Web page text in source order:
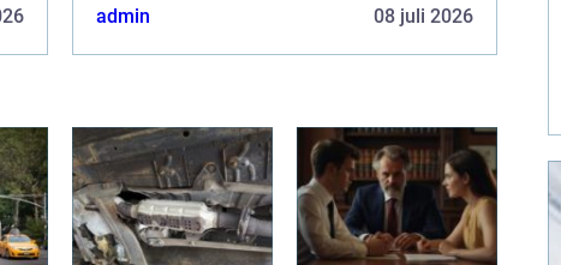
admin 08 juli 2026